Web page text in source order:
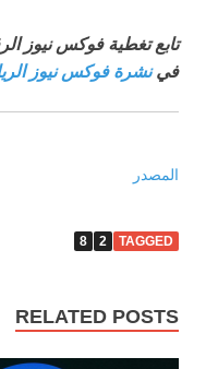
تابع تغطية فوكس نيوز
فينشرة فوكس نيوز
المصدر
TAGGED
2
8
RELATED POSTS